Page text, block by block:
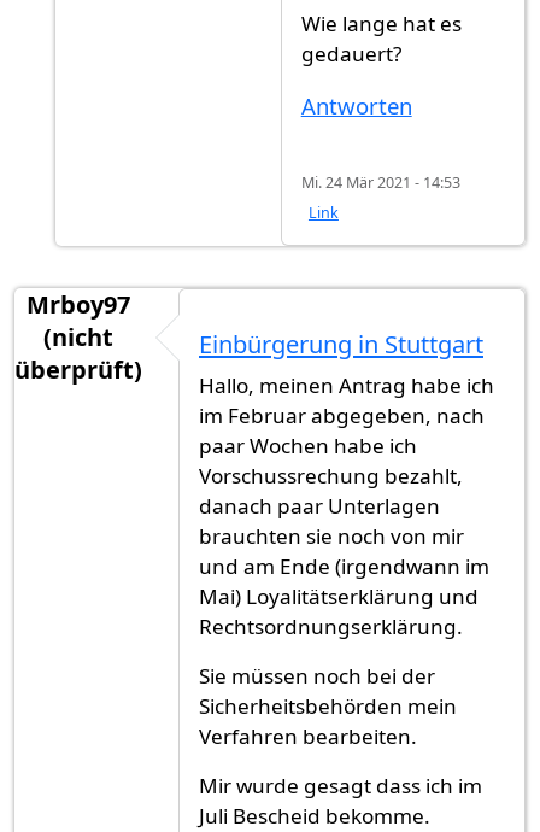
Wie lange hat es
gedauert?
Antworten
Mi. 24 Mär 2021 - 14:53
Link
Mrboy97
(nicht
überprüft)
Einbürgerung in Stuttgart
Hallo, meinen Antrag habe ich
im Februar abgegeben, nach
paar Wochen habe ich
Vorschussrechung bezahlt,
danach paar Unterlagen
brauchten sie noch von mir
und am Ende (irgendwann im
Mai) Loyalitätserklärung und
Rechtsordnungserklärung.
Sie müssen noch bei der
Sicherheitsbehörden mein
Verfahren bearbeiten.
Mir wurde gesagt dass ich im
Juli Bescheid bekomme.